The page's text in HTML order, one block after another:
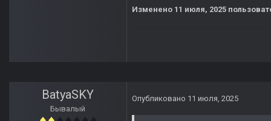
Изменено 11 июля, 2025
BatyaSKY
Бывалый
Опубликовано 11 июля, 2025